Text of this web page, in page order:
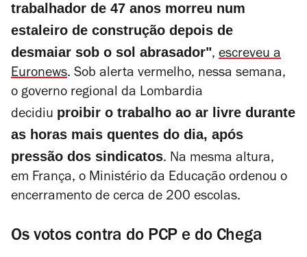
trabalhador de 47 anos morreu num
estaleiro de construção depois de
desmaiar sob o sol abrasador", escreveu a
Euronews. Sob alerta vermelho, nessa semana,
o governo regional da Lombardia
decidiu proibir o trabalho ao ar livre durante
as horas mais quentes do dia, após
pressão dos sindicatos. Na mesma altura,
em França, o Ministério da Educação ordenou o
encerramento de cerca de 200 escolas.
Os votos contra do PCP e do Chega